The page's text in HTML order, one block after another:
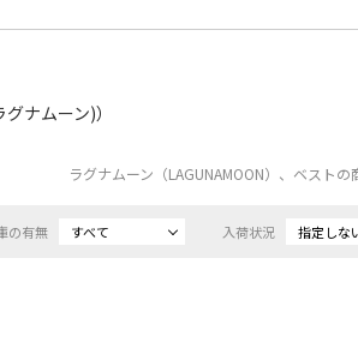
ナムーン)）
ラグナムーン（LAGUNAMOON）、ベストの
の有無 すべて 入荷状況 指定しな